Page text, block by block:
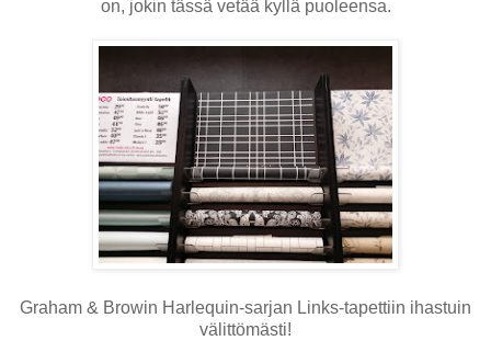
on, jokin tässä vetää kyllä puoleensa.
Graham & Browin Harlequin-sarjan Links-tapettiin ihastuin
välittömästi!